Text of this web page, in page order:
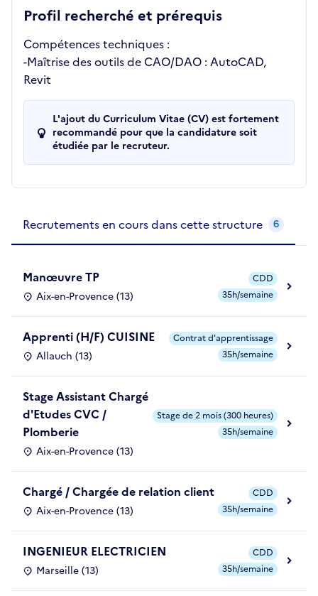
Profil recherché et prérequis
Compétences techniques :
-Maîtrise des outils de CAO/DAO : AutoCAD,
Revit
L'ajout du Curriculum Vitae (CV) est fortement
recommandé pour que la candidature soit
étudiée par le recruteur.
Recrutements en cours dans cette structure 6
Manœuvre TP
Aix-en-Provence (13)
CDD
35h/semaine
Apprenti (H/F) CUISINE
Allauch (13)
Contrat d'apprentissage
35h/semaine
Stage Assistant Chargé
d'Etudes CVC /
Plomberie
Aix-en-Provence (13)
Stage de 2 mois (300 heures)
35h/semaine
Chargé / Chargée de relation client
Aix-en-Provence (13)
CDD
35h/semaine
INGENIEUR ELECTRICIEN
Marseille (13)
CDD
35h/semaine